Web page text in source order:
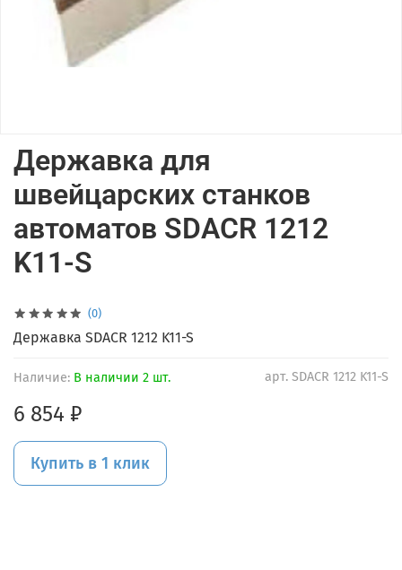
(0)
арт. SDACR 1212 K11-S
Наличие: В наличии 2 шт.
Державка для
швейцарских станков
автоматов SDACR 1212
K11-S
6 854 ₽
Купить в 1 клик
Державка SDACR 1212 K11-S